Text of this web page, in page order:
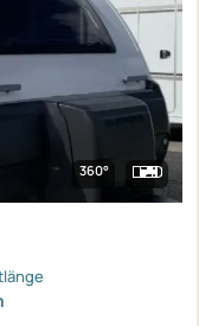
360°